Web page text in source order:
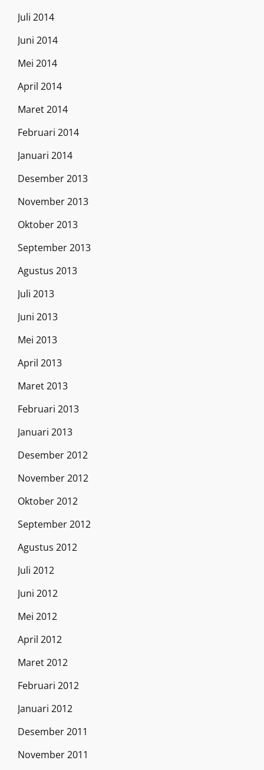
Juli 2014
Juni 2014
Mei 2014
April 2014
Maret 2014
Februari 2014
Januari 2014
Desember 2013
November 2013
Oktober 2013
September 2013
Agustus 2013
Juli 2013
Juni 2013
Mei 2013
April 2013
Maret 2013
Februari 2013
Januari 2013
Desember 2012
November 2012
Oktober 2012
September 2012
Agustus 2012
Juli 2012
Juni 2012
Mei 2012
April 2012
Maret 2012
Februari 2012
Januari 2012
Desember 2011
November 2011